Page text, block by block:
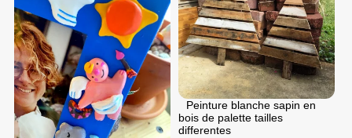
Peinture blanche sapin en
bois de palette tailles
differentes